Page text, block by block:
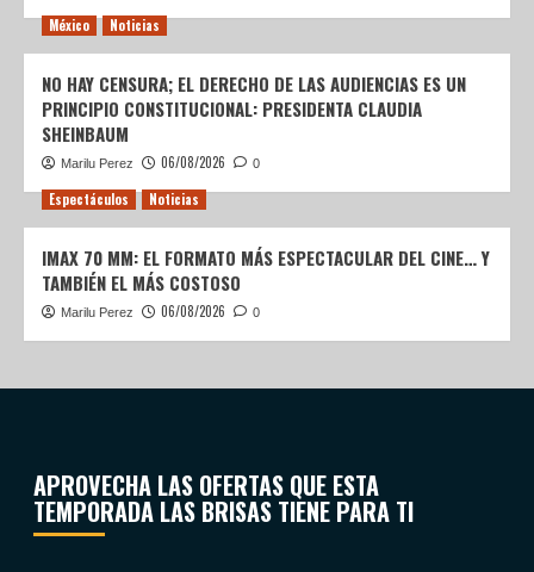
México Noticias
NO HAY CENSURA; EL DERECHO DE LAS AUDIENCIAS ES UN
PRINCIPIO CONSTITUCIONAL: PRESIDENTA CLAUDIA
SHEINBAUM
Marilu Perez 06/08/2026 0
Espectáculos Noticias
IMAX 70 MM: EL FORMATO MÁS ESPECTACULAR DEL CINE… Y
TAMBIÉN EL MÁS COSTOSO
Marilu Perez 06/08/2026 0
APROVECHA LAS OFERTAS QUE ESTA
TEMPORADA LAS BRISAS TIENE PARA TI